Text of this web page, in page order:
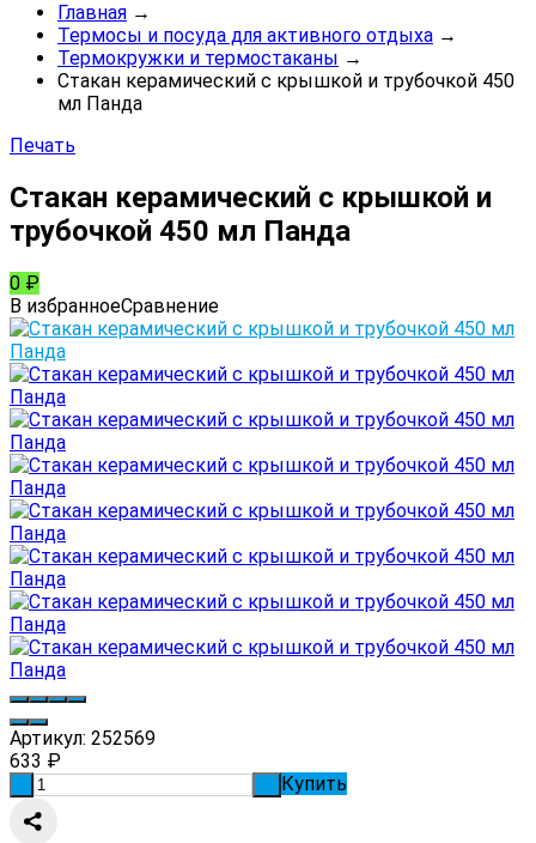
Главная →
Термосы и посуда для активного отдыха →
Термокружки и термостаканы →
Стакан керамический с крышкой и трубочкой 450
мл Панда
Печать
Стакан керамический с крышкой и
трубочкой 450 мл Панда
0 ₽
В избранноеСравнение
Артикул: 252569
633 ₽
Купить